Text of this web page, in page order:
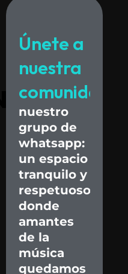
Únete a
nuestra
comunidad.
nuestro
grupo de
whatsapp:
un espacio
tranquilo y
respetuoso
donde
amantes
de la
música
quedamos